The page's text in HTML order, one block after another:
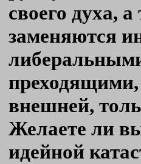
своего духа,
заменяются
внешней,
Желаете ли
идейной